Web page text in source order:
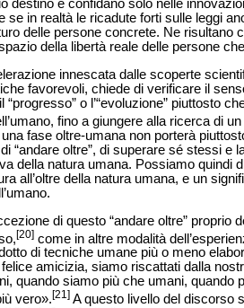
destino e confidano solo nelle
se in realtà le ricadute forti sulle leggi
delle persone concrete. Ne
della libertà reale delle persone
innescata dalle scoperte
favorevoli, chiede di verificare il
o l’“evoluzione” piuttosto
fino a giungere alla ricerca di un
fase oltre-umana non porterà
“andare oltre”, di superare sé stessi
della natura umana. Possiamo quindi
all’oltre della natura umana, e un
di questo “andare oltre” proprio
[20] come in altre modalità
di tecniche umane più o meno
amicizia, siamo riscattati dalla
quando siamo più che umani,
vero».[21] A questo livello del discorso